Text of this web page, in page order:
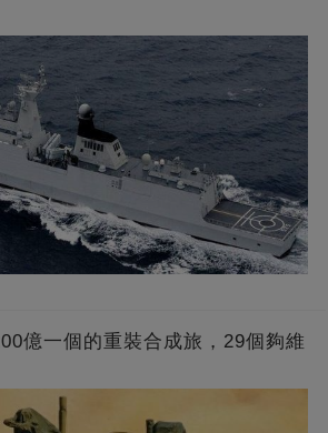
億一個的重裝合成旅，29個夠維